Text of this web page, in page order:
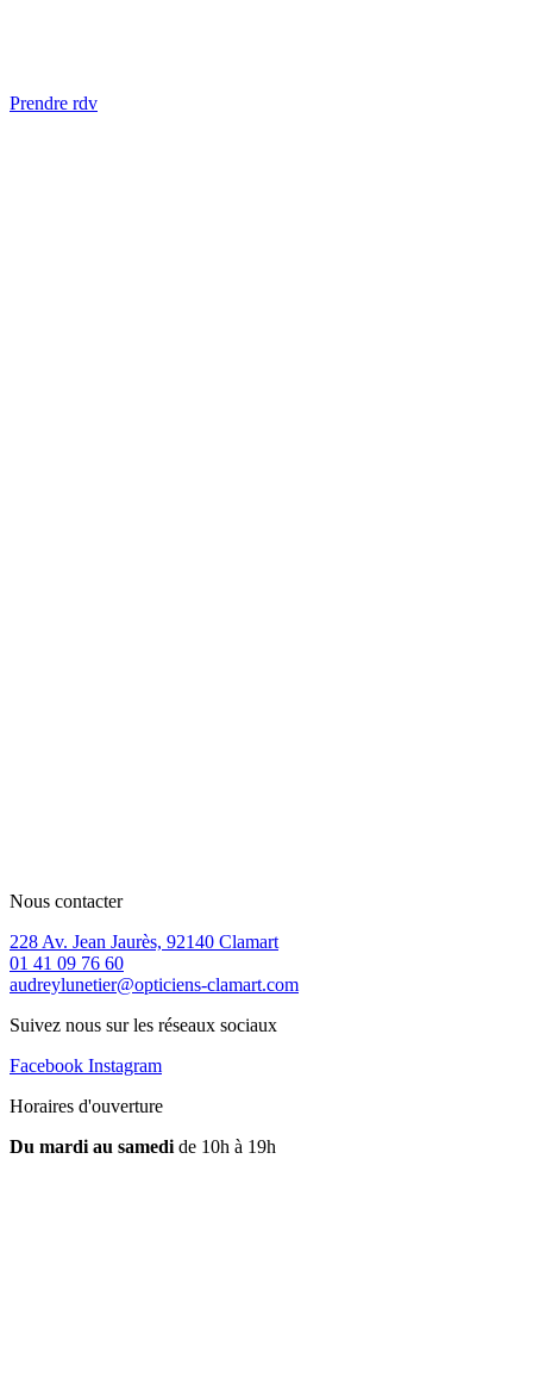
Prendre rdv
Aller
Nous contacter
228 Av. Jean Jaurès, 92140 Clamart
01 41 09 76 60
audreylunetier@opticiens-clamart.com
Suivez nous sur les réseaux sociaux
Facebook Instagram
Horaires d'ouverture
Du mardi au samedi de 10h à 19h